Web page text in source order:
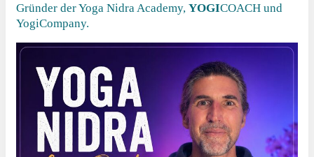
Gründer der Yoga Nidra Academy, YOGICOACH und
YogiCompany.